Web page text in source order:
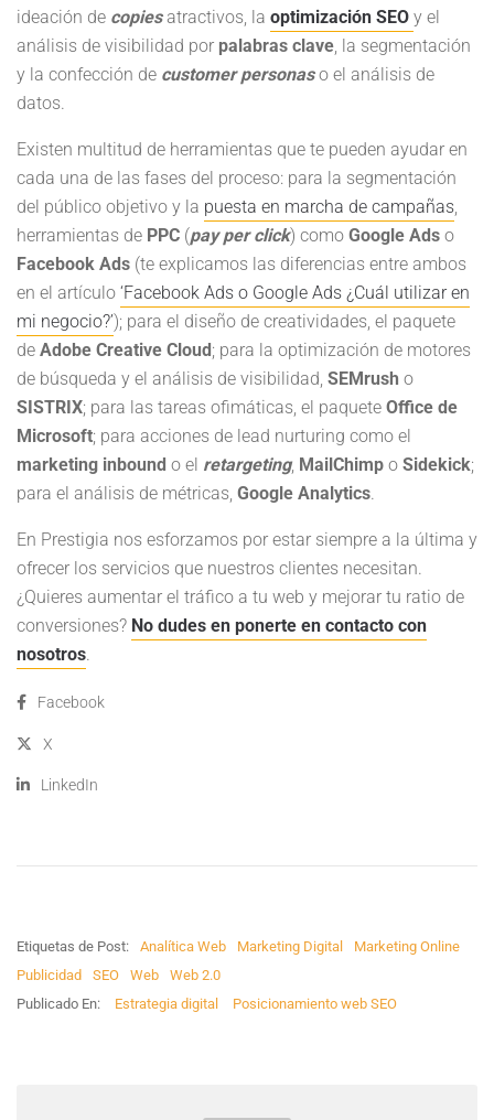
ideación de copiesatractivos, la optimización SEO y el
análisis de visibilidad por palabras clave, la segmentación
y la confección de customer personaso el análisis de
datos.
Existen multitud de herramientas que te pueden ayudar en
cada una de las fases del proceso: para la segmentación
del público objetivo y la puesta en marcha de campañas,
herramientas de PPC (pay per click) como Google Ads o
Facebook Ads (te explicamos las diferencias entre ambos
en el artículo ‘Facebook Ads o Google Ads ¿Cuál utilizar en
mi negocio?’); para el diseño de creatividades, el paquete
de Adobe Creative Cloud; para la optimización de motores
de búsqueda y el análisis de visibilidad, SEMrush o
SISTRIX; para las tareas ofimáticas, el paquete Office de
Microsoft; para acciones de lead nurturing como el
marketing inbound o el retargeting, MailChimp o Sidekick;
para el análisis de métricas, Google Analytics.
En Prestigia nos esforzamos por estar siempre a la última y
ofrecer los servicios que nuestros clientes necesitan.
¿Quieres aumentar el tráfico a tu web y mejorar tu ratio de
conversiones? No dudes en ponerte en contacto con
nosotros.
Facebook
X
LinkedIn
Etiquetas de Post: Analítica Web Marketing Digital
Marketing Online
Publicidad
SEO Web
Web 2.0
Publicado En:
Estrategia digital Posicionamiento web SEO